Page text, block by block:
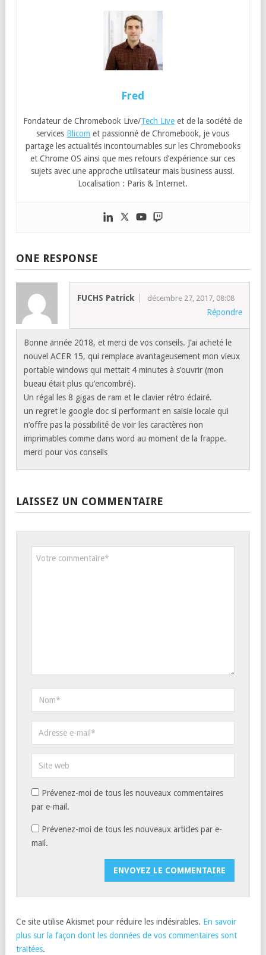
Fred
Fondateur de Chromebook Live/Tech Live et de la société de
services Blicom et passionné de Chromebook, je vous
partage les actualités incontournables sur les Chromebooks
et Chrome OS ainsi que mes retours d’expérience sur ces
sujets avec une approche utilisateur mais business aussi.
Localisation : Paris & Internet.
ONE RESPONSE
FUCHS Patrick décembre 27, 2017, 08:08
Répondre
Bonne année 2018, et merci de vos conseils. J’ai acheté le
nouvel ACER 15, qui remplace avantageusement mon vieux
portable windows qui mettait 4 minutes à s’ouvrir (mon
bueau était plus qu’encombré).
Un régal les 8 gigas de ram et le clavier rétro éclairé.
un regret le google doc si performant en saisie locale qui
n’offre pas la possibilité de voir les caractères non
imprimables comme dans word au moment de la frappe.
merci pour vos conseils
LAISSEZ UN COMMENTAIRE
Prévenez-moi de tous les nouveaux commentaires
par e-mail.
Prévenez-moi de tous les nouveaux articles par e-
mail.
Ce site utilise Akismet pour réduire les indésirables. En savoir
plus sur la façon dont les données de vos commentaires sont
traitées.